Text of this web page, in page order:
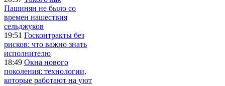
Пашинян не было со
времен нашествия
сельджуков
19:51 Госконтракты без
рисков: что важно знать
исполнителю
18:49 Окна нового
поколения: технологии,
которые работают на уют